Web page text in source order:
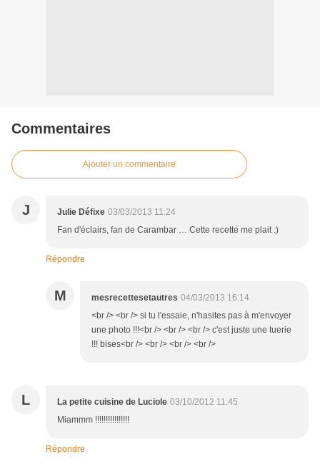
Commentaires
Ajouter un commentaire
J Julie Défixe 03/03/2013 11:24
Fan d'éclairs, fan de Carambar … Cette recette me plait :)
Répondre
M mesrecettesetautres 04/03/2013 16:14
<br /> <br /> si tu l'essaie, n'hasites pas à m'envoyer
une photo !!!<br /> <br /> <br /> c'est juste une tuerie
!!! bises<br /> <br /> <br /> <br />
L La petite cuisine de Luciole 03/10/2012 11:45
Miammm !!!!!!!!!!!!!!!!
Répondre